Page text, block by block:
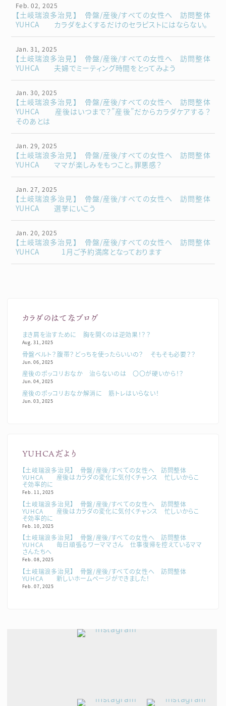
Feb. 02, 2025
【土岐瑞浪多治見】 骨盤/産後/すべての女性へ 訪問整体
YUHCA カラダをよくするだけのセラピストにはならない。
Jan. 31, 2025
【土岐瑞浪多治見】 骨盤/産後/すべての女性へ 訪問整体
YUHCA 夫婦でミーティング時間をとってみよう
Jan. 30, 2025
【土岐瑞浪多治見】 骨盤/産後/すべての女性へ 訪問整体
YUHCA 産後はいつまで？”産後”だからカラダケアする？
そのあとは
Jan. 29, 2025
【土岐瑞浪多治見】 骨盤/産後/すべての女性へ 訪問整体
YUHCA ママが楽しみをもつこと。罪悪感？
Jan. 27, 2025
【土岐瑞浪多治見】 骨盤/産後/すべての女性へ 訪問整体
YUHCA 選挙にいこう
Jan. 20, 2025
【土岐瑞浪多治見】 骨盤/産後/すべての女性へ 訪問整体
YUHCA 1月ご予約満席となっております
カラダのはてなブログ
まき肩を治すために 胸を開くのは逆効果！？？
Aug. 31, 2025
骨盤ベルト？腹帯？どっちを使ったらいいの？ そもそも必要？？
Jun. 06, 2025
産後のポッコリおなか 治らないのは 〇〇が硬いから！？
Jun. 04, 2025
産後のポッコリおなか解消に 筋トレはいらない！
Jun. 03, 2025
YUHCAだより
【土岐瑞浪多治見】 骨盤/産後/すべての女性へ 訪問整体
YUHCA 産後はカラダの変化に気付くチャンス 忙しいからこ
そ効率的に
Feb. 11, 2025
【土岐瑞浪多治見】 骨盤/産後/すべての女性へ 訪問整体
YUHCA 産後はカラダの変化に気付くチャンス 忙しいからこ
そ効率的に
Feb. 10, 2025
【土岐瑞浪多治見】 骨盤/産後/すべての女性へ 訪問整体
YUHCA 毎日頑張るワーママさん 仕事復帰を控えているママ
さんたちへ
Feb. 08, 2025
【土岐瑞浪多治見】 骨盤/産後/すべての女性へ 訪問整体
YUHCA 新しいホームページができました！
Feb. 07, 2025